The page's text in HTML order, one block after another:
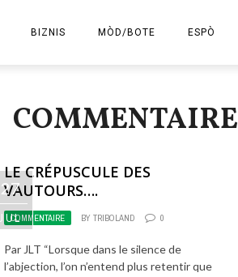
BIZNIS MÒD/BOTE ESPÒ
COMMENTAIRE
27
JUL
LE CRÉPUSCULE DES
VAUTOURS….
COMMENTAIRE BY TRIBOLAND 0
Par JLT “Lorsque dans le silence de
l’abjection, l’on n’entend plus retentir que